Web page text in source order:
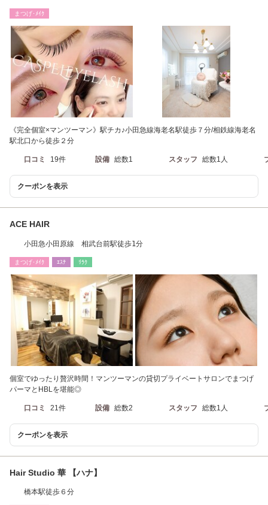
まつげ･ﾒｲｸ
《完全個室×マンツーマン》駅チカ♪小田急線海老名駅徒歩７分/相鉄線海老名
駅北口から徒歩２分
口コミ 19件 設備 総数1 スタッフ 総数1人
クーポンを表示
ACE HAIR
小田急小田原線 相武台前駅徒歩1分
まつげ･ﾒｲｸ ｴｽﾃ ﾘﾗｸ
個室でゆったり贅沢時間！マンツーマンの貸切プライベートサロンでまつげ
パーマとHBLを堪能◎
口コミ 21件 設備 総数2 スタッフ 総数1人
クーポンを表示
Hair Studio 華 【ハナ】
橋本駅徒歩６分